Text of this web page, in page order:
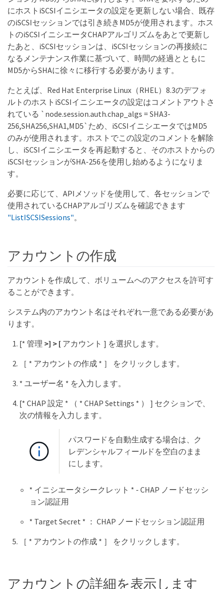
にホストiSCSIイニシエータの設定を更新しない場合、既存
のiSCSIセッションでは引き続きMD5が使用されます。ホス
トのiSCSIイニシエータCHAPアルゴリズムをあとで更新し
たあと、iSCSIセッションは、iSCSIセッションの再接続に
なるメンテナンス作業に基づいて、時間の経過とともに
MD5からSHAに徐々に移行する必要があります。
たとえば、Red Hat Enterprise Linux（RHEL）8.3のデフォ
ルトのホストiSCSIイニシエータの設定はコメントアウトさ
れている `node.session.auth.chap_algs = SHA3-
256,SHA256,SHA1,MD5`ため、iSCSIイニシエータではMD5
のみが使用されます。ホストでこの設定のコメントを解除
し、iSCSIイニシエータを再起動すると、そのホストからの
iSCSIセッションがSHA-256を使用し始めるようになりま
す。
必要に応じて、APIメソッドを使用して、各セッションで
使用されているCHAPアルゴリズムを確認できます
"ListISCSISessions"。
アカウントの作成
アカウントを作成して、ボリュームへのアクセスを許可す
ることができます。
システム内のアカウント名はそれぞれ一意である必要があ
ります。
[* 管理 >] > [アカウント ] を選択します。
［ * アカウントの作成 * ］ をクリックします。
* ユーザー名 * を入力します。
[* CHAP 設定 * （ * CHAP Settings * ） ] セクションで、
次の情報を入力します。
パスワードを自動生成する場合は、ク
レデンシャルフィールドを空白のまま
にします。
* イニシエータシークレット * - CHAP ノードセッシ
ョン認証用
* Target Secret * ： CHAP ノードセッション認証用
［ * アカウントの作成 * ］ をクリックします。
アカウントの詳細を表示します